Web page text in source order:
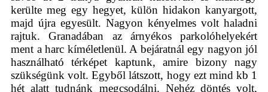
kerülte meg egy hegyet, külön hidakon kanyargott,
majd újra egyesült. Nagyon kényelmes volt haladni
rajtuk. Granadában az árnyékos parkolóhelyekért
ment a harc kíméletlenül. A bejáratnál egy nagyon jól
használható térképet kaptunk, amire bizony nagy
szükségünk volt. Egyből látszott, hogy ezt mind kb 1
hét alatt tudnánk megcsodálni. Nehéz döntés volt,